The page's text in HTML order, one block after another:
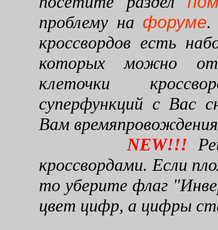
проблему на форуме.
кроссвордов есть
которых можно
клеточки
суперфункций с Вас
Вам
NEW!!!
кроссвордами. Если
то уберите флаг
цвет цифр, а цифры